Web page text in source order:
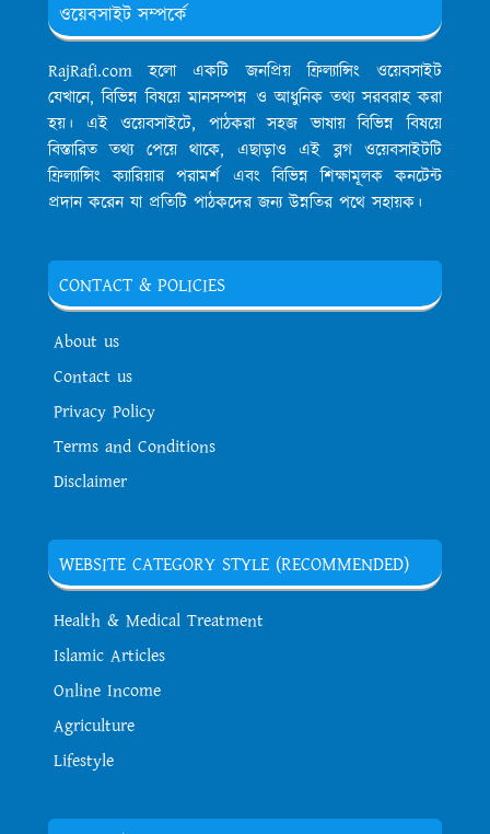
ওয়েবসাইট সম্পর্কে
RajRafi.com হলো একটি জনপ্রিয় ফ্রিল্যান্সিং ওয়েবসাইট
যেখানে, বিভিন্ন বিষয়ে মানসম্পন্ন ও আধুনিক তথ্য সরবরাহ করা
হয়। এই ওয়েবসাইটে, পাঠকরা সহজ ভাষায় বিভিন্ন বিষয়ে
বিস্তারিত তথ্য পেয়ে থাকে, এছাড়াও এই ব্লগ ওয়েবসাইটটি
ফ্রিল্যান্সিং ক্যারিয়ার পরামর্শ এবং বিভিন্ন শিক্ষামূলক কনটেন্ট
প্রদান করেন যা প্রতিটি পাঠকদের জন্য উন্নতির পথে সহায়ক।
CONTACT & POLICIES
About us
Contact us
Privacy Policy
Terms and Conditions
Disclaimer
WEBSITE CATEGORY STYLE (RECOMMENDED)
Health & Medical Treatment
Islamic Articles
Online Income
Agriculture
Lifestyle